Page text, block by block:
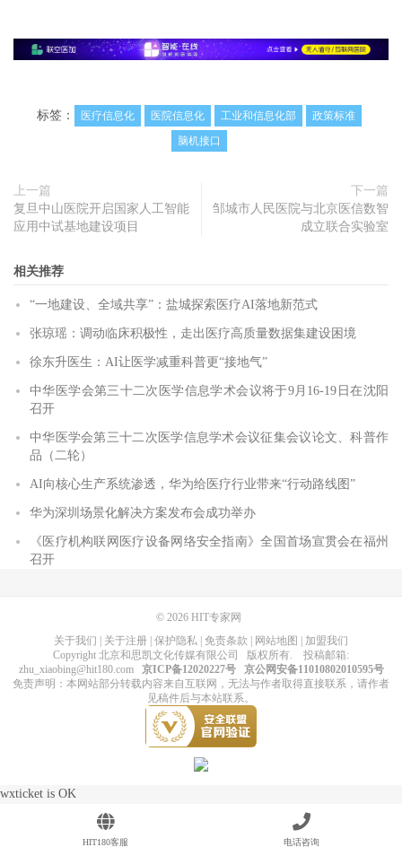
标签： 医疗信息化 医院信息化 工业和信息化部
政策标准
脑机接口
上一篇
复旦中山医院开启国家人工智能
应用中试基地建设项目
下一篇
邹城市人民医院与北京医信数智
成立联合实验室
相关推荐
“一地建设、全域共享”：盐城探索医疗AI落地新范式
张琼瑶：调动临床积极性，走出医疗高质量数据集建设困境
徐东升医生：AI让医学减重科普更“接地气”
中华医学会第三十二次医学信息学术会议将于9月16-19日在沈阳
召开
中华医学会第三十二次医学信息学术会议征集会议论文、科普作
品（二轮）
AI向核心生产系统渗透，华为给医疗行业带来“行动路线图”
华为深圳场景化解决方案发布会成功举办
《医疗机构联网医疗设备网络安全指南》全国首场宣贯会在福州
召开
© 2026 HIT专家网
关于我们
关于注册 保护隐私 免责条款 网站地图
加盟我们
Copyright 北京和思凯文化传媒有限公司 版权所有. 投稿邮箱:
zhu_xiaobing@hit180.com
京ICP备12020227号
京公网安备11010802010595号
免责声明：本网站部分转载内容来自互联网，无法与作者取得直接联系，请作者
见稿件后与本站联系。
HIT180客服 电话咨询
wxticket is OK